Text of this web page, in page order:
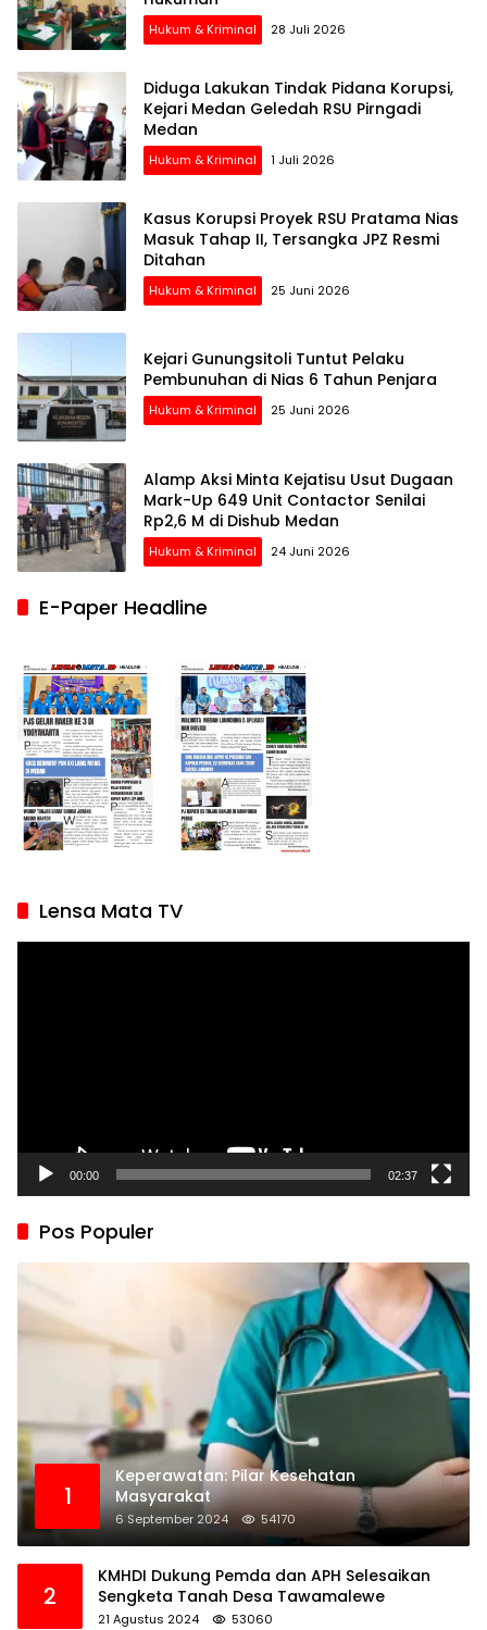
Hukum & Kriminal 28 Juli 2026
Diduga Lakukan Tindak Pidana Korupsi,
Kejari Medan Geledah RSU Pirngadi
Medan
Hukum & Kriminal 1 Juli 2026
Kasus Korupsi Proyek RSU Pratama Nias
Masuk Tahap II, Tersangka JPZ Resmi
Ditahan
Hukum & Kriminal 25 Juni 2026
Kejari Gunungsitoli Tuntut Pelaku
Pembunuhan di Nias 6 Tahun Penjara
Hukum & Kriminal 25 Juni 2026
Alamp Aksi Minta Kejatisu Usut Dugaan
Mark-Up 649 Unit Contactor Senilai
Rp2,6 M di Dishub Medan
Hukum & Kriminal 24 Juni 2026
E-Paper Headline
Lensa Mata TV
00:00 02:37
Pos Populer
1
Keperawatan: Pilar Kesehatan
Masyarakat
6 September 2024 54170
2
KMHDI Dukung Pemda dan APH Selesaikan
Sengketa Tanah Desa Tawamalewe
21 Agustus 2024 53060